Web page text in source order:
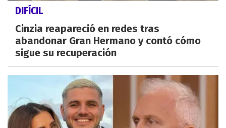
DIFÍCIL
Cinzia reapareció en redes tras
abandonar Gran Hermano y contó cómo
sigue su recuperación